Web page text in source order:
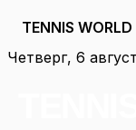
TENNIS WORLD
Перейти
Четверг, 6